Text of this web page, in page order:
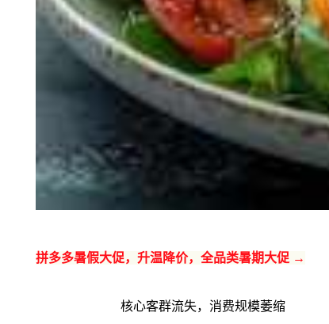
拼多多暑假大促，升温降价，全品类暑期大促 →
核心客群流失，消费规模萎缩